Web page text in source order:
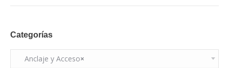
Categorías
×
Anclaje y Acceso